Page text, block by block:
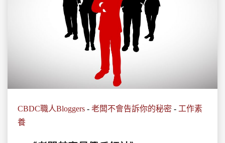
CBDC職人Bloggers - 老闆不會告訴你的秘密 - 工作素
養